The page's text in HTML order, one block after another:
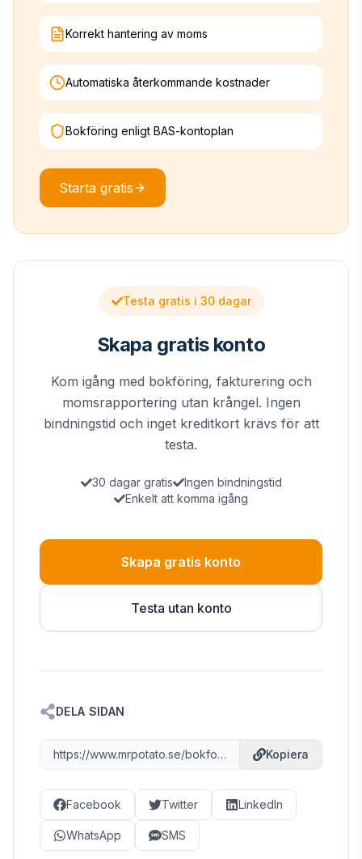
Korrekt hantering av moms
Automatiska återkommande kostnader
Bokföring enligt BAS-kontoplan
Starta gratis
Testa gratis i 30 dagar
Skapa gratis konto
Kom igång med bokföring, fakturering och
momsrapportering utan krångel. Ingen
bindningstid och inget kreditkort krävs för att
testa.
30 dagar gratis
Ingen bindningstid
Enkelt att komma igång
Skapa gratis konto
Testa utan konto
DELA SIDAN
https://www.mrpotato.se/bokfora-konton/5010 Kopiera
Facebook Twitter LinkedIn
WhatsApp SMS